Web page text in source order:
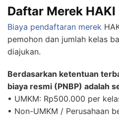
Daftar Merek
Biaya pendaftaran merek
pemohon dan jumlah kelas
diajukan.
Berdasarkan ketentuan
biaya resmi (PNBP) adalah
• UMKM: Rp500.000 per
• Non-UMKM / Perusahaan